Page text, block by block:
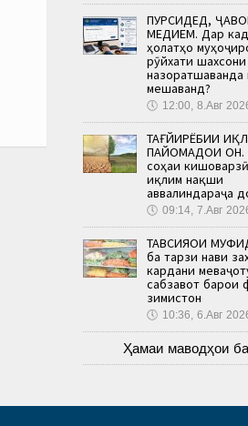
ПУРСИДЕД,
МЕДИҲЕМ. Дар
ҳолатҳо
рӯйхати шахсони
назоратшаванда
мешаванд?
🕔 12:00, 8.Авг
ТАҒЙИРЁБИИ
ПАЙОМАДҲОИ ОН.
соҳаи
иқлим нақши
аввалиндараҷа
🕔 09:14, 7.Авг
ТАВСИЯҲОИ
ба тарзи нави
кардани
сабзавот барои
зимистон
🕔 10:36, 6.Авг
Ҳамаи маводҳои